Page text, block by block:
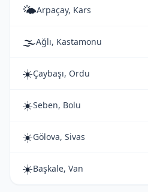
🌤️Arpaçay, Kars
🌫️Ağlı, Kastamonu
☀️Çaybaşı, Ordu
☀️Seben, Bolu
☀️Gölova, Sivas
☀️Başkale, Van